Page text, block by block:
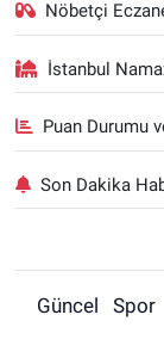
Nöbetçi
İstanbul
Puan Durumu
Son Dakika
Güncel Spor